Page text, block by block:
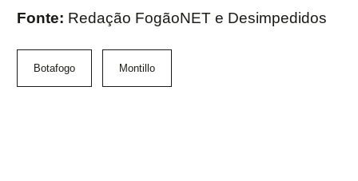
Fonte: Redação FogãoNET e Desimpedidos
Botafogo Montillo